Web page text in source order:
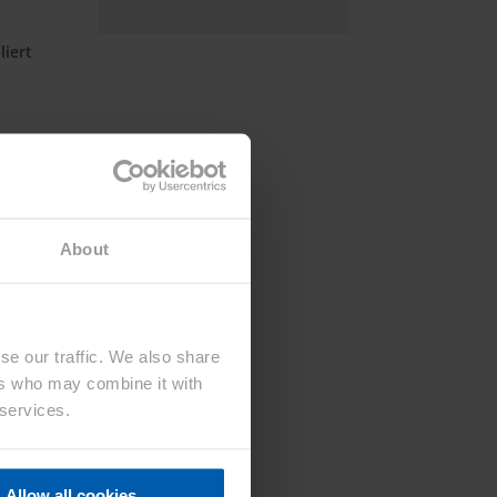
About
our traffic. We also share
who may combine it with